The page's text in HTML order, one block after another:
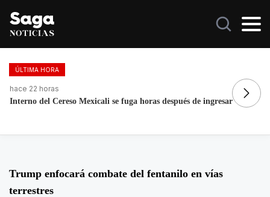
ÚLTIMA HORA
hace 22 horas
Interno del Cereso Mexicali se fuga horas después de ingresar
Trump enfocará combate del fentanilo en vías
terrestres